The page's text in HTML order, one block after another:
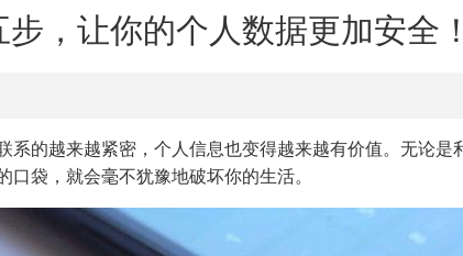
，让你的个人数据更加安全！
的越来越紧密，个人信息也变得越来越有价值。无论
袋，就会毫不犹豫地破坏你的生活。